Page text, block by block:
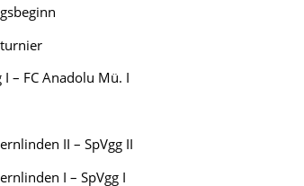
Anadolu Mü. I
II – SpVgg II
I – SpVgg I